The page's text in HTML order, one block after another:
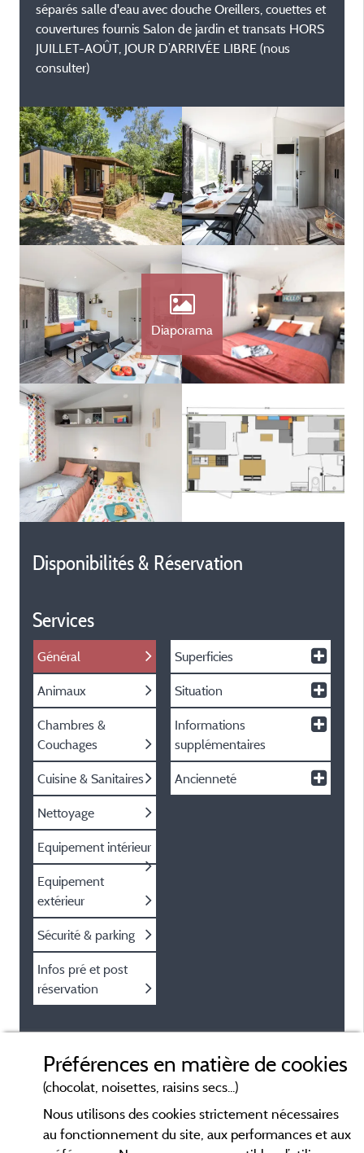
séparés salle d'eau avec douche Oreillers, couettes et
couvertures fournis Salon de jardin et transats HORS
JUILLET-AOÛT, JOUR D’ARRIVÉE LIBRE (nous
consulter)
Diaporama
Disponibilités & Réservation
Services
Général
Animaux
Chambres &
Couchages
Cuisine & Sanitaires
Nettoyage
Equipement intérieur
Equipement
extérieur
Sécurité & parking
Infos pré et post
réservation
Superficies
Situation
Informations
supplémentaires
Ancienneté
Préférences en matière de cookies
(chocolat, noisettes, raisins secs...)
Nous utilisons des cookies strictement nécessaires
au fonctionnement du site, aux performances et aux